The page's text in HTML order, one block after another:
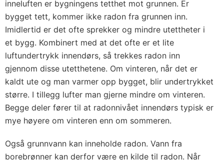
inneluften er bygningens tetthet mot grunnen. Er
bygget tett, kommer ikke radon fra grunnen inn.
Imidlertid er det ofte sprekker og mindre utettheter i
et bygg. Kombinert med at det ofte er et lite
luftundertrykk innendørs, så trekkes radon inn
gjennom disse utetthetene. Om vinteren, når det er
kaldt ute og man varmer opp bygget, blir undertrykket
større. I tillegg lufter man gjerne mindre om vinteren.
Begge deler fører til at radonnivået innendørs typisk er
mye høyere om vinteren enn om sommeren.
Også grunnvann kan inneholde radon. Vann fra
borebrønner kan derfor være en kilde til radon. Når